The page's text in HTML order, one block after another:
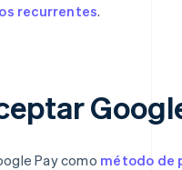
recurrentes.
Pay como método de